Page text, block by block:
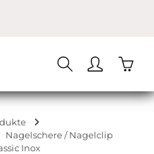
Nagelschere / Nagelclip
Inox